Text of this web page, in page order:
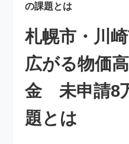
の課題とは
札幌市・川
広がる物価
金 未申請8
題とは